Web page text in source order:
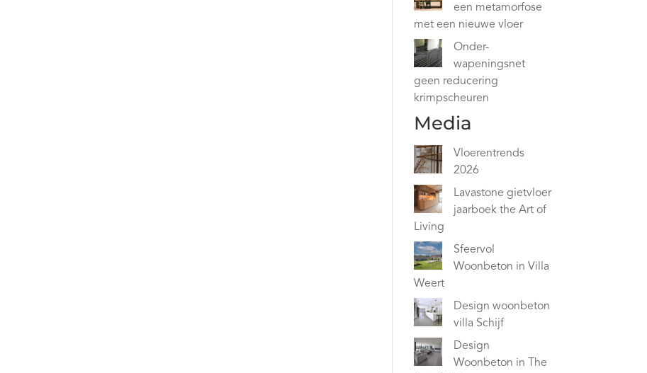
een metamorfose
met een nieuwe vloer
Onder-
wapeningsnet
geen reducering
krimpscheuren
Media
Vloerentrends
2026
Lavastone gietvloer
jaarboek the Art of
Living
Sfeervol
Woonbeton in Villa
Weert
Design woonbeton
villa Schijf
Design
Woonbeton in The